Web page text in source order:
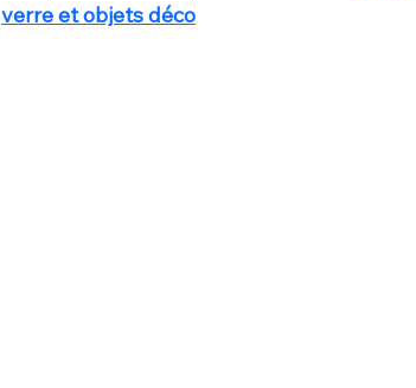
verre et objets déco